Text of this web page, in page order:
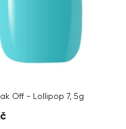
Off - Lollipop 7, 5g